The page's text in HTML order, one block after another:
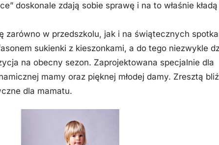
doskonale zdają sobie sprawę i na to właśnie
zarówno w przedszkolu, jak i na świątecznych
sukienki z kieszonkami, a do tego niezwykle
na obecny sezon. Zaprojektowana specjalnie dla
mamy oraz pięknej młodej damy. Zresztą
dla mamatu.